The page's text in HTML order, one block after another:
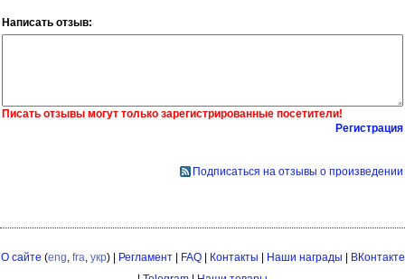
Написать отзыв:
Писать отзывы могут только зарегистрированные посетители!
Регистрация
Подписаться на отзывы о произведении
О сайте (eng, fra, укр) | Регламент| FAQ| Контакты Наши награды
ВКонтакте